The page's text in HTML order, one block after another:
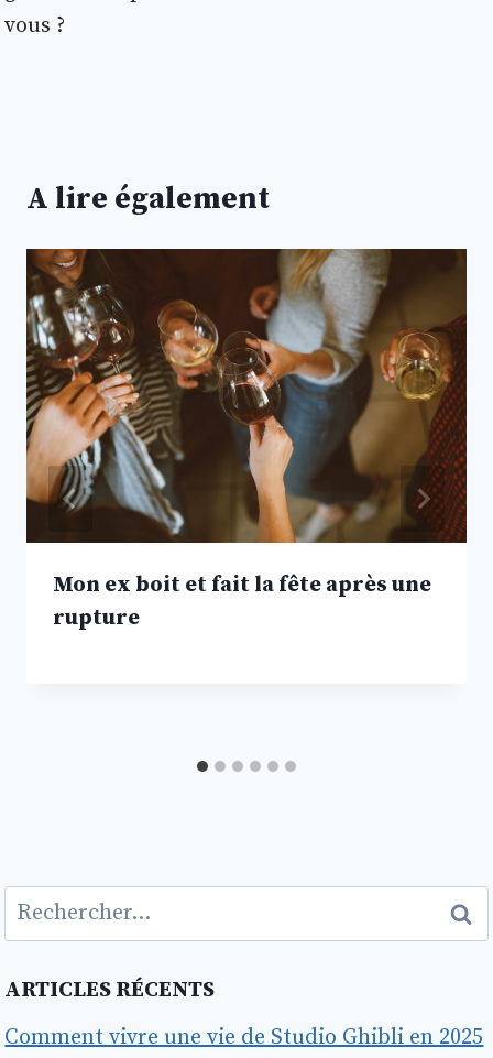
vous ?
A lire également
Mon ex boit et fait la fête après une
rupture
Rechercher :
ARTICLES RÉCENTS
Comment vivre une vie de Studio Ghibli en 2025